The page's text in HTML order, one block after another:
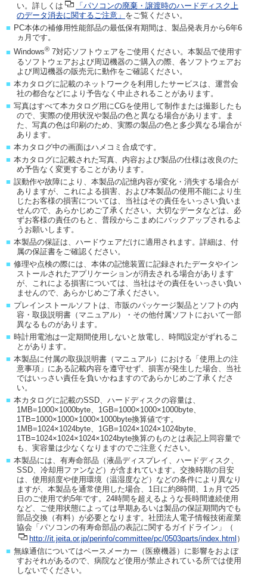
い。詳しくは
「パソコンの廃棄・譲渡時のハードディスク上
のデータ消去に関するご注意」 をご覧ください。
■ PC本体の補修用性能部品の最低保有期間は、製品発表月から6年6
ヵ月です。
■ Windows® 7対応ソフトウェアをご使用ください。本製品で使用す
るソフトウェアおよび周辺機器のご購入の際、各ソフトウェアお
よび周辺機器の販売元に動作をご確認ください。
■ 本カタログに記載のネットワークを利用したサービスは、運営会
社の都合などにより予告なく中止されることがあります。
■ 写真はすべて本カタログ用にCGを使用して制作または撮影したも
ので、実際の使用状況や製品の色と異なる場合があります。ま
た、写真の色は印刷のため、実際の製品の色と多少異なる場合が
あります。
■ 本カタログ中の画面はハメコミ合成です。
■ 本カタログに記載された写真、内容および製品の仕様は改良のた
め予告なく変更することがあります。
■ 誤動作や故障により、本製品の記憶内容が変化・消失する場合が
ありますが、これによる損害、および本製品の使用不能により生
じたお客様の損害については、当社はその責任をいっさい負いま
せんので、あらかじめご了承ください。大切なデータなどは、必
ずお客様の責任のもと、普段からこまめにバックアップされるよ
うお願いします。
■ 本製品の保証は、ハードウェアだけに適用されます。詳細は、付
属の保証書をご確認ください。
■ 修理や点検の際には、本体の記憶装置に記録されたデータやイン
ストールされたアプリケーションが消去される場合があります
が、これによる損害については、当社はその責任をいっさい負い
ませんので、あらかじめご了承ください。
■ プレインストールソフトは、市販のパッケージ製品とソフトの内
容・取扱説明書（マニュアル）・その他付属ソフトにおいて一部
異なるものがあります。
■ 時計用電池は一定期間使用しないと放電し、時間設定がずれるこ
とがあります。
■ 本製品に付属の取扱説明書（マニュアル）における「使用上の注
意事項」にある記載内容を遵守せず、損害が発生した場合、当社
ではいっさい責任を負いかねますのであらかじめご了承くださ
い。
■ 本カタログに記載のSSD、ハードディスクの容量は、
1MB=1000×1000byte、1GB=1000×1000×1000byte、
1TB=1000×1000×1000×1000byte換算値です。
1MB=1024×1024byte、1GB=1024×1024×1024byte、
1TB=1024×1024×1024×1024byte換算のものとは表記上同容量で
も、実容量は少なくなりますのでご注意ください。
■ 本製品には、有寿命部品（液晶ディスプレイ、ハードディスク、
SSD、冷却用ファンなど）が含まれています。交換時期の目安
は、使用頻度や使用環境（温湿度など）などの条件により異なり
ますが、本製品を通常使用した場合、1日に約8時間、1ヵ月で25
日のご使用で約5年です。24時間を超えるような長時間連続使用
など、ご使用状態によっては早期あるいは製品の保証期間内でも
部品交換（有料）が必要となります。社団法人電子情報技術産業
協会「パソコンの有寿命部品の表記に関するガイドライン」（
http://it.jeita.or.jp/perinfo/committee/pc/0503parts/index.html ）
■ 無線通信についてはペースメーカー（医療機器）に影響をおよぼ
すおそれがあるので、病院など使用が禁止されている所では使用
しないでください。